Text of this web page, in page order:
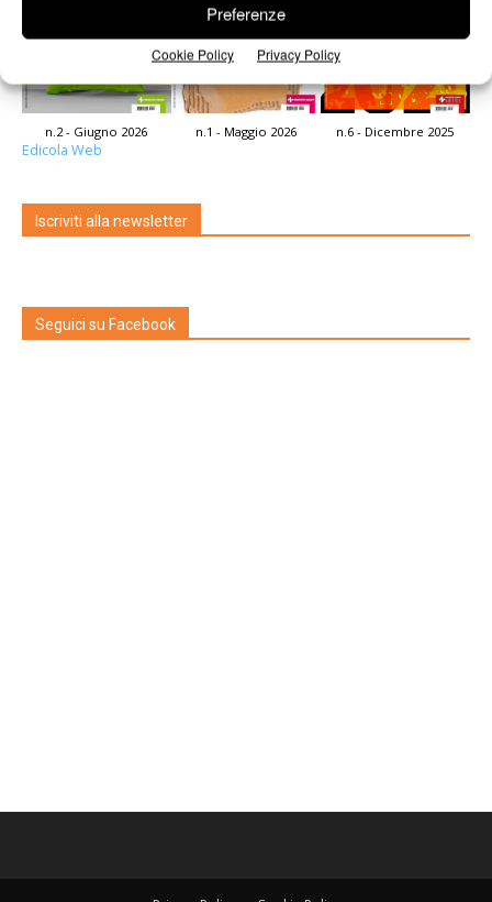
Preferenze
Cookie Policy Privacy Policy
n.2 - Giugno 2026 n.1 - Maggio 2026 n.6 - Dicembre 2025
Edicola Web
Iscriviti alla newsletter
Seguici su Facebook